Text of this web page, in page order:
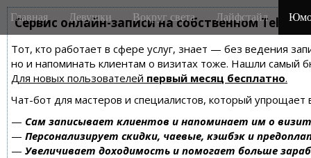
Сервис онлайн-записи на собственном
Тот, кто работает в сфере услуг, знает — без ведения
но и напоминать клиентам о визитах тоже. Нашли самый
Для новых пользователей первый месяц бесплатно.
Чат-бот для мастеров и специалистов, который упрощает
— Сам записывает клиентов и напоминает им о
— Персонализирует скидки, чаевые, кэшбэк и
— Увеличивает доходимость и помогает больше
M
a
n
m
e
n
u
i
Главная Девушки Вокруг света Лайфстайл